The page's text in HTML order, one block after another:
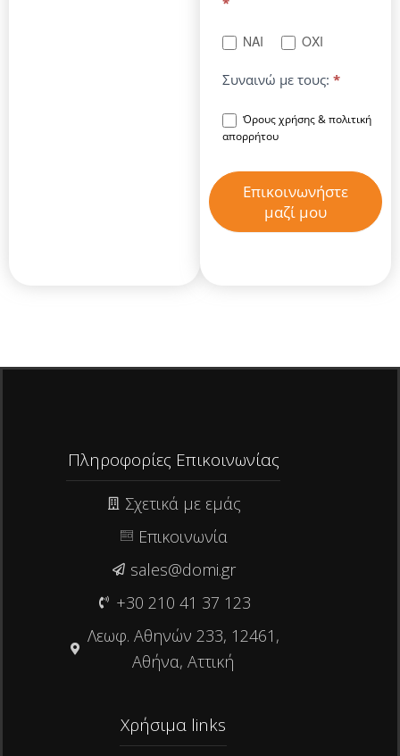
ΝΑΙ ΟΧΙ
Συναινώ με τους: *
Όρους χρήσης & πολιτική
απορρήτου
Επικοινωνήστε
μαζί μου
Πληροφορίες Επικοινωνίας
Σχετικά με εμάς
Επικοινωνία
sales@domi.gr
+30 210 41 37 123
Λεωφ. Αθηνών 233, 12461,
Αθήνα, Αττική
Χρήσιμα links​